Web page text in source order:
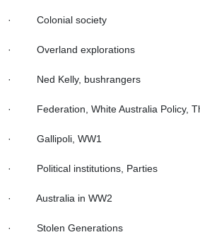
·         Colonial society
·         Overland explorations
·         Ned Kelly, bushrangers
·         Federation, White Australia Policy,
·         Gallipoli, WW1
·         Political institutions, Parties
·         Australia in WW2
·         Stolen Generations